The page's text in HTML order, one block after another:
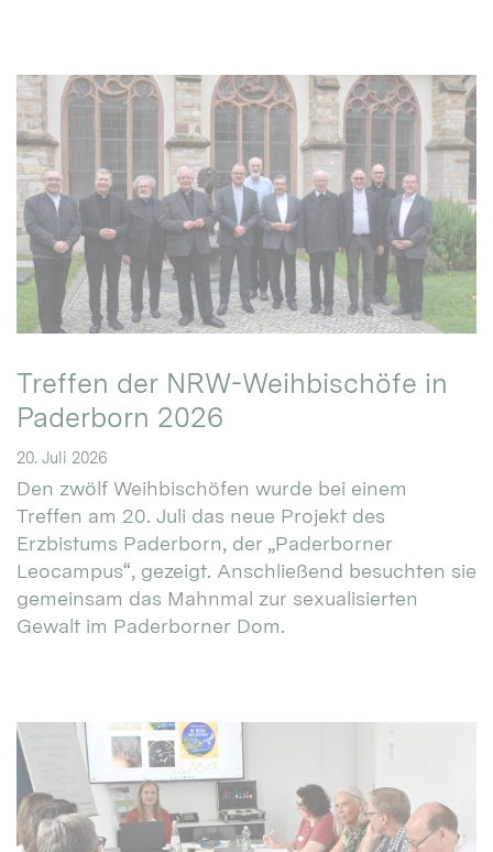
Treffen der NRW-Weihbischöfe in
Paderborn 2026
20. Juli 2026
Den zwölf Weihbischöfen wurde bei einem
Treffen am 20. Juli das neue Projekt des
Erzbistums Paderborn, der „Paderborner
Leocampus“, gezeigt. Anschließend besuchten sie
gemeinsam das Mahnmal zur sexualisierten
Gewalt im Paderborner Dom.